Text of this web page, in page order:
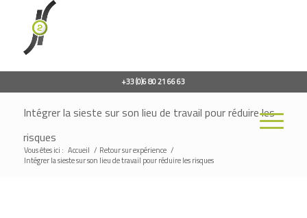
+33 (0)6 80 21 66 63
Intégrer la sieste sur son lieu de travail pour réduire les
risques
Vous êtes ici : Accueil / Retour sur expérience /
Intégrer la sieste sur son lieu de travail pour réduire les risques